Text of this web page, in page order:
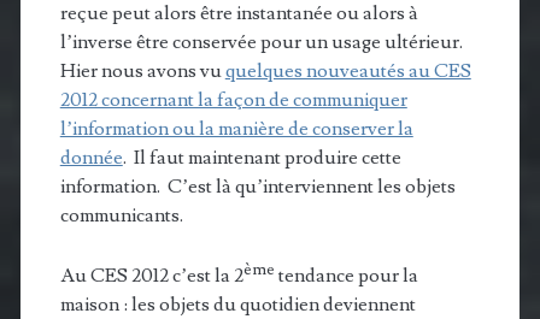
reçue peut alors être instantanée ou alors à
l’inverse être conservée pour un usage ultérieur.
Hier nous avons vuquelques nouveautés au CES
2012 concernant la façon de communiquer
l’information ou la manière de conserver la
donnée. Il faut maintenant produire cette
information. C’est là qu’interviennent les objets
communicants.
Au CES 2012 c’est la 2ème tendance pour la
maison : les objets du quotidien deviennent